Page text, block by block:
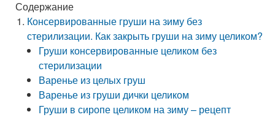
Содержание
Консервированные груши на зиму без
стерилизации. Как закрыть груши на зиму целиком?
Груши консервированные целиком без
стерилизации
Варенье из целых груш
Варенье из груши дички целиком
Груши в сиропе целиком на зиму – рецепт